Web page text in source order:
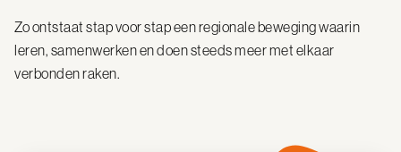
Zo ontstaat stap voor stap een regionale beweging waarin
leren, samenwerken en doen steeds meer met elkaar
verbonden raken.